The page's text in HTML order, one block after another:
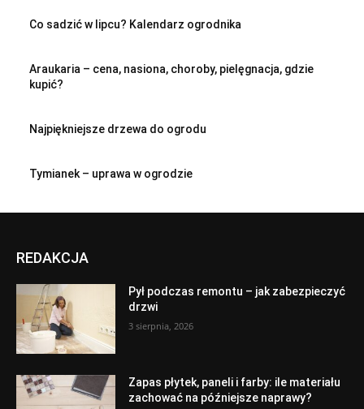
Co sadzić w lipcu? Kalendarz ogrodnika
Araukaria – cena, nasiona, choroby, pielęgnacja, gdzie
kupić?
Najpiękniejsze drzewa do ogrodu
Tymianek – uprawa w ogrodzie
REDAKCJA
Pył podczas remontu – jak zabezpieczyć
drzwi
3 sierpnia, 2026
Zapas płytek, paneli i farby: ile materiału
zachować na późniejsze naprawy?